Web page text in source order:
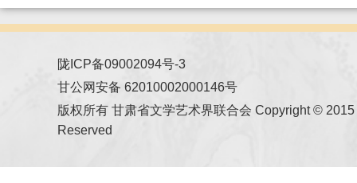
陇ICP备09002094号-3
甘公网安备 62010002000146号
版权所有 甘肃省文学艺术界联合会 Copyright ©
Reserved